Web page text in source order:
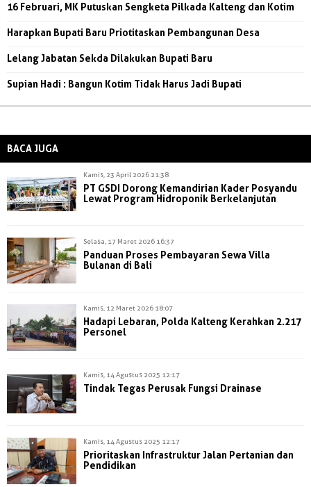
16 Februari, MK Putuskan Sengketa Pilkada Kalteng dan Kotim
Harapkan Bupati Baru Priotitaskan Pembangunan Desa
Lelang Jabatan Sekda Dilakukan Bupati Baru
Supian Hadi : Bangun Kotim Tidak Harus Jadi Bupati
BACA JUGA
Kamis, 23 April 2026 21:38
PT GSDI Dorong Kemandirian Kader Posyandu
Lewat Program Hidroponik Berkelanjutan
Selasa, 17 Maret 2026 16:37
Panduan Proses Pembayaran Sewa Villa
Bulanan di Bali
Kamis, 12 Maret 2026 18:07
Hadapi Lebaran, Polda Kalteng Kerahkan 2.217
Personel
Kamis, 14 Agustus 2025 12:17
Tindak Tegas Perusak Fungsi Drainase
Kamis, 14 Agustus 2025 12:17
Prioritaskan Infrastruktur Jalan Pertanian dan
Pendidikan